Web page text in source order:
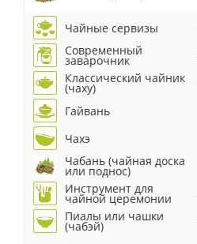
Чайные сервизы
Современный
заварочник
Классический чайник
(чаху)
Гайвань
Чахэ
Чабань (чайная доска
или поднос)
Инструмент для
чайной церемонии
Пиалы или чашки
(чабэй)